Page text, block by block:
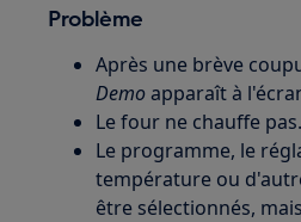
Problème
Après une brève
Demoapparaît à
Le four ne chauffe pas.
Le programme, le
température ou
être sélectionnés,